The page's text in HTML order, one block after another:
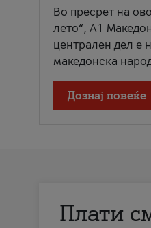
Во пресрет на
лето“, А1
централен дел е
македонска
Дознај повеќе
Плати